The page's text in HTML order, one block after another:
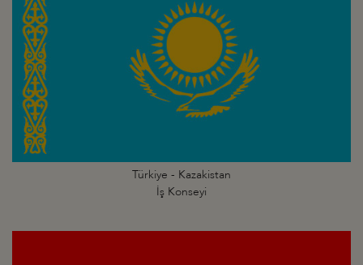
Türkiye - Kazakistan
İş Konseyi